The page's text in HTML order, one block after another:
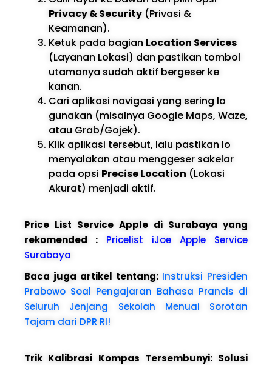
Privacy & Security (Privasi &
Keamanan).
Ketuk pada bagian Location Services
(Layanan Lokasi) dan pastikan tombol
utamanya sudah aktif bergeser ke
kanan.
Cari aplikasi navigasi yang sering lo
gunakan (misalnya Google Maps, Waze,
atau Grab/Gojek).
Klik aplikasi tersebut, lalu pastikan lo
menyalakan atau menggeser sakelar
pada opsi Precise Location (Lokasi
Akurat) menjadi aktif.
Price List Service Apple di Surabaya yang
rekomended :
Pricelist iJoe Apple Service
Surabaya
Baca juga artikel tentang: Instruksi Presiden
Prabowo Soal Pengajaran Bahasa Prancis di
Seluruh Jenjang Sekolah Menuai Sorotan
Tajam dari DPR RI!
Trik Kalibrasi Kompas Tersembunyi: Solusi